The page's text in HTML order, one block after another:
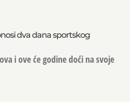
dva dana sportskog
i ove će godine doći na svoje